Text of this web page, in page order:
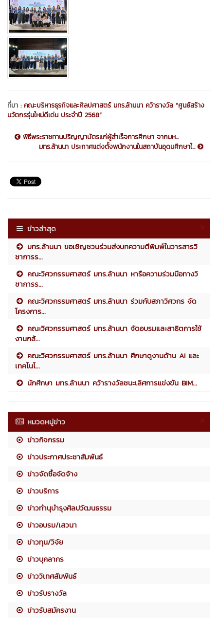
ที่มา : คณะบริหารธุรกิจและศิลปศาสตร์ มทร.ล้านนา คว้ารางวัล “ศูนย์สร้าง
นวัตกรรุ่นใหม่ดีเด่น ประจำปี 2568”
พิธีพระราชทานปริญญาบัตรแก่ผู้สำเร็จการศึกษา จากมห...
มทร.ล้านนา ประกาศแต่งตั้งพนักงานในสถาบันอุดมศึกษาใ...
ข่าวล่าสุด
มทร.ล้านนา ขอเชิญชวนร่วมส่งบทความตีพิมพ์ในวารสารวิ
ชาการร...
คณะวิศวกรรมศาสตร์ มทร.ล้านนา หารือความร่วมมือทางวิ
ชาการร...
คณะวิศวกรรมศาสตร์ มทร.ล้านนา ร่วมกับสภาวิศวกร จัด
โครงการ...
คณะวิศวกรรมศาสตร์ มทร.ล้านนา จัดอบรมและสาธิตการใช้
งานกล้...
คณะวิศวกรรมศาสตร์ มทร.ล้านนา ศึกษาดูงานด้าน AI และ
เทคโนโ...
นักศึกษา มทร.ล้านนา คว้ารางวัลชนะเลิศการแข่งขัน BIM...
หมวดหมู่ข่าว
ข่าวกิจกรรม
ข่าวประกาศประชาสัมพันธ์
ข่าวจัดซื้อจัดจ้าง
ข่าวบริการ
ข่าวทำนุบำรุงศิลปวัฒนธรรม
ข่าวอบรม/เสวนา
ข่าวทุน/วิจัย
ข่าวบุคลากร
ข่าววิเทศสัมพันธ์
ข่าวรับรางวัล
ข่าวรับสมัครงาน